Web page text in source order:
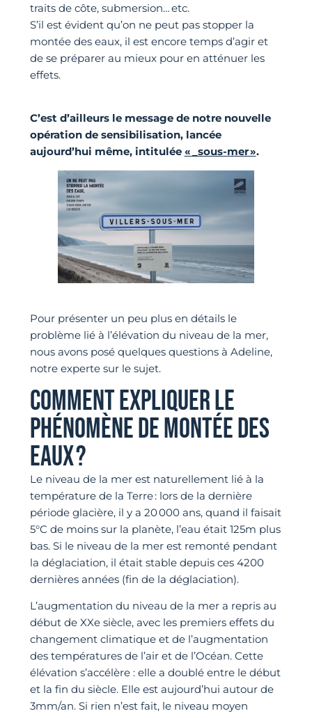
traits de côte, submersion… etc.
S’il est évident qu’on ne peut pas stopper la
montée des eaux, il est encore temps d’agir et
de se préparer au mieux pour en atténuer les
effets.
C’est d’ailleurs le message de notre nouvelle
opération de sensibilisation, lancée
aujourd’hui même, intitulée « _sous-mer ».
Pour présenter un peu plus en détails le
problème lié à l’élévation du niveau de la mer,
nous avons posé quelques questions à Adeline,
notre experte sur le sujet.
COMMENT EXPLIQUER LE
PHÉNOMÈNE DE MONTÉE DES
EAUX ?
Le niveau de la mer est naturellement lié à la
température de la Terre : lors de la dernière
période glacière, il y a 20 000 ans, quand il faisait
5°C de moins sur la planète, l’eau était 125m plus
bas. Si le niveau de la mer est remonté pendant
la déglaciation, il était stable depuis ces 4200
dernières années (fin de la déglaciation).
L’augmentation du niveau de la mer a repris au
début de XXe siècle, avec les premiers effets du
changement climatique et de l’augmentation
des températures de l’air et de l’Océan. Cette
élévation s’accélère : elle a doublé entre le début
et la fin du siècle. Elle est aujourd’hui autour de
3mm/an. Si rien n’est fait, le niveau moyen